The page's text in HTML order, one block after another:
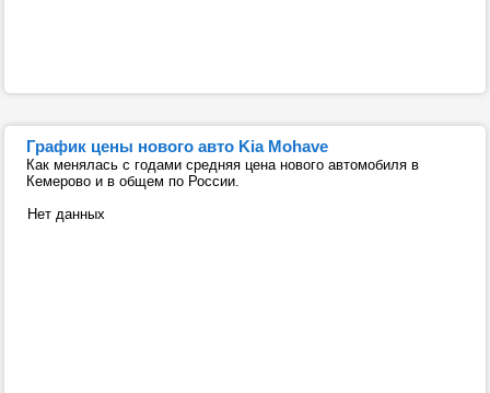
График цены нового авто Kia Mohave
Как менялась с годами средняя цена нового автомобиля в
Кемерово и в общем по России.
Нет данных